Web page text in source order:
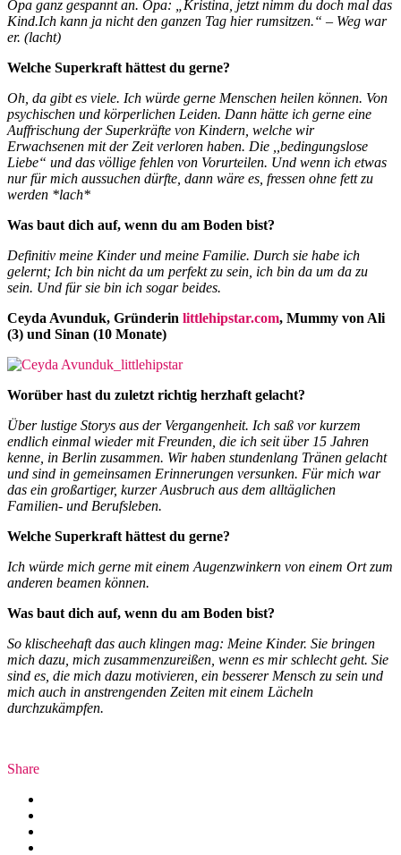
Opa ganz gespannt an. Opa: „Kristina, jetzt nimm du doch mal das
Kind.Ich kann ja nicht den ganzen Tag hier rumsitzen.“ – Weg war
er. (lacht)
Welche Superkraft hättest du gerne?
Oh, da gibt es viele. Ich würde gerne Menschen heilen können. Von
psychischen und körperlichen Leiden. Dann hätte ich gerne eine
Auffrischung der Superkräfte von Kindern, welche wir
Erwachsenen mit der Zeit verloren haben. Die ,,bedingungslose
Liebe“ und das völlige fehlen von Vorurteilen. Und wenn ich etwas
nur für mich aussuchen dürfte, dann wäre es, fressen ohne fett zu
werden *lach*
Was baut dich auf, wenn du am Boden bist?
Definitiv meine Kinder und meine Familie. Durch sie habe ich
gelernt; Ich bin nicht da um perfekt zu sein, ich bin da um da zu
sein. Und für sie bin ich sogar beides.
Ceyda Avunduk, Gründerin littlehipstar.com, Mummy von Ali
(3) und Sinan (10 Monate)
Worüber hast du zuletzt richtig herzhaft gelacht?
Über lustige Storys aus der Vergangenheit. Ich saß vor kurzem
endlich einmal wieder mit Freunden, die ich seit über 15 Jahren
kenne, in Berlin zusammen. Wir haben stundenlang Tränen gelacht
und sind in gemeinsamen Erinnerungen versunken. Für mich war
das ein großartiger, kurzer Ausbruch aus dem alltäglichen
Familien- und Berufsleben.
Welche Superkraft hättest du gerne?
Ich würde mich gerne mit einem Augenzwinkern von einem Ort zum
anderen beamen können.
Was baut dich auf, wenn du am Boden bist?
So klischeehaft das auch klingen mag: Meine Kinder. Sie bringen
mich dazu, mich zusammenzureißen, wenn es mir schlecht geht. Sie
sind es, die mich dazu motivieren, ein besserer Mensch zu sein und
mich auch in anstrengenden Zeiten mit einem Lächeln
durchzukämpfen.
Share